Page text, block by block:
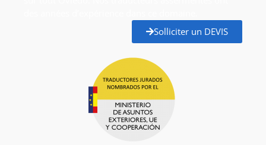
Solliciter un DEVIS